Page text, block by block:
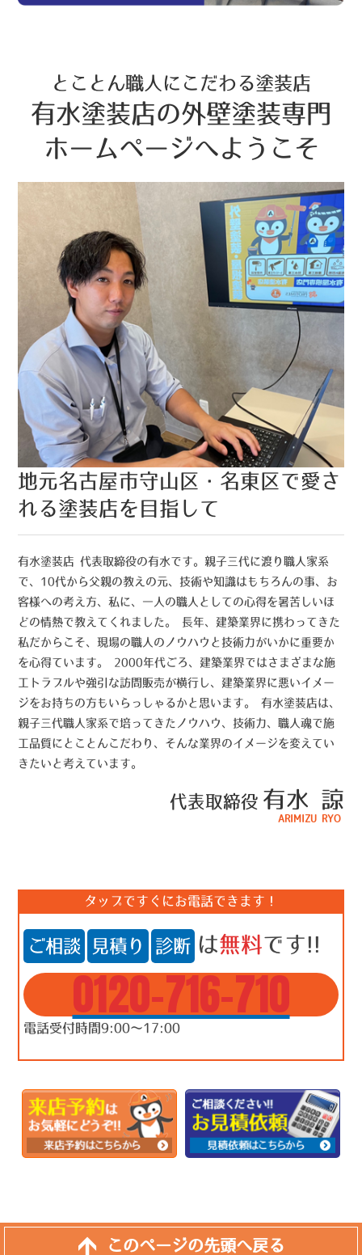
とことん職人にこだわる塗装店
有水塗装店の外壁塗装専門
ホームページへようこそ
地元名古屋市守山区・名東区で愛さ
れる塗装店を目指して
有水塗装店 代表取締役の有水です。親子三代に渡り職人家系
で、10代から父親の教えの元、技術や知識はもちろんの事、お
客様への考え方、私に、一人の職人としての心得を暑苦しいほ
どの情熱で教えてくれました。 長年、建築業界に携わってきた
私だからこそ、現場の職人のノウハウと技術力がいかに重要か
を心得ています。 2000年代ごろ、建築業界ではさまざまな施
工トラブルや強引な訪問販売が横行し、建築業界に悪いイメー
ジをお持ちの方もいらっしゃるかと思います。 有水塗装店は、
親子三代職人家系で培ってきたノウハウ、技術力、職人魂で施
工品質にとことんこだわり、そんな業界のイメージを変えてい
きたいと考えています。
代表取締役 有水 諒
ARIMIZU RYO
タップですぐにお電話できます！
ご相談 見積り 診断 は無料です!!
0120-716-710
電話受付時間9:00～17:00
このページの先頭へ戻る